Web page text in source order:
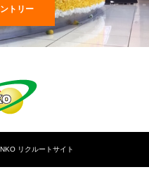
トリー
リクルートサイト